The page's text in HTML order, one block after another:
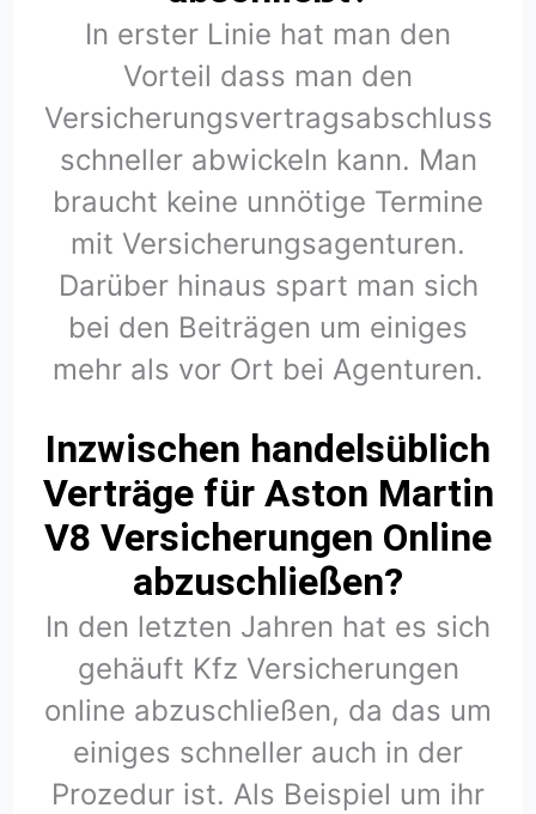
In erster Linie hat man den
Vorteil dass man den
Versicherungsvertragsabschluss
schneller abwickeln kann. Man
braucht keine unnötige Termine
mit Versicherungsagenturen.
Darüber hinaus spart man sich
bei den Beiträgen um einiges
mehr als vor Ort bei Agenturen.
Inzwischen handelsüblich
Verträge für Aston Martin
V8 Versicherungen Online
abzuschließen?
In den letzten Jahren hat es sich
gehäuft Kfz Versicherungen
online abzuschließen, da das um
einiges schneller auch in der
Prozedur ist. Als Beispiel um ihr